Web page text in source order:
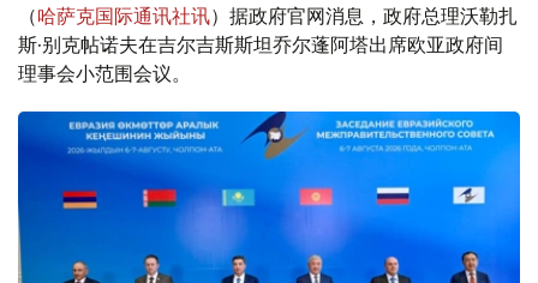
（哈萨克国际通讯社讯）据政府官网消息，政府总理沃勒扎
斯·别克帖诺夫在吉尔吉斯斯坦乔尔蓬阿塔出席欧亚政府间
理事会小范围会议。